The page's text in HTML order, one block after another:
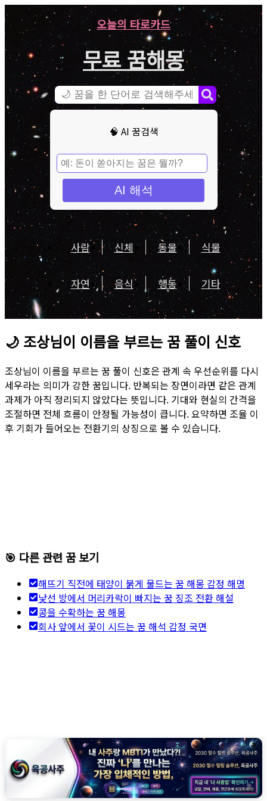
오늘의 타로카드
무료 꿈해몽
🧠 AI 꿈검색
AI 해석
사람 신체 동물 식물
자연 음식 행동 기타
🌙 조상님이 이름을 부르는 꿈 풀이 신호
조상님이 이름을 부르는 꿈 풀이 신호은 관계 속 우선순위를 다시
세우라는 의미가 강한 꿈입니다. 반복되는 장면이라면 같은 관계
과제가 아직 정리되지 않았다는 뜻입니다. 기대와 현실의 간격을
조절하면 전체 흐름이 안정될 가능성이 큽니다. 요약하면 조율 이
후 기회가 들어오는 전환기의 상징으로 볼 수 있습니다.
🎯 다른 관련 꿈 보기
해뜨기 직전에 태양이 붉게 물드는 꿈 해몽 감정 해명
낯선 방에서 머리카락이 빠지는 꿈 징조 전환 해설
콩을 수확하는 꿈 해몽
회사 앞에서 꽃이 시드는 꿈 해석 감정 국면